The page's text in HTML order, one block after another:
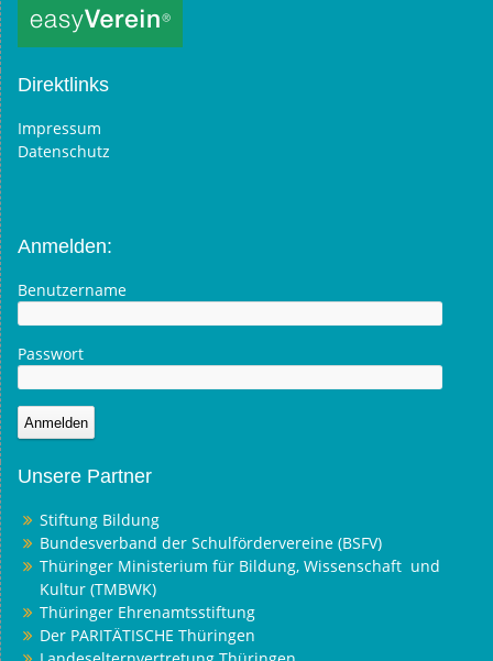
Direktlinks
Impressum
Datenschutz
Anmelden:
Benutzername
Passwort
Unsere Partner
Stiftung Bildung
Bundesverband der Schulfördervereine (BSFV)
Thüringer Ministerium für Bildung, Wissenschaft und
Kultur (TMBWK)
Thüringer Ehrenamtsstiftung
Der PARITÄTISCHE Thüringen